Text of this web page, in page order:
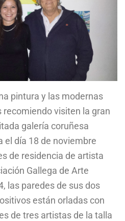
pintura y las modernas
visiten la gran
galería coruñesa
el día 18 de noviembre
de residencia de artista
Gallega de Arte
las paredes de sus dos
están orladas con
de tres artistas de la talla